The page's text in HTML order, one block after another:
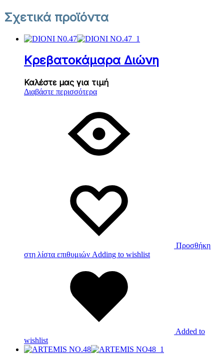
Σχετικά προϊόντα
Κρεβατοκάμαρα Διώνη
Καλέστε μας για τιμή
Διαβάστε περισσότερα
Προσθήκη
στη λίστα επιθυμιών Adding to wishlist
Added to
wishlist